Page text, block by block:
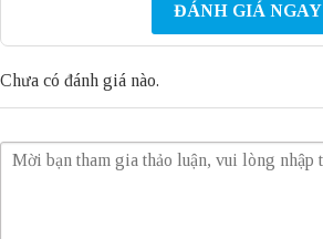
ĐÁNH GIÁ NGAY
Chưa có đánh giá nào.